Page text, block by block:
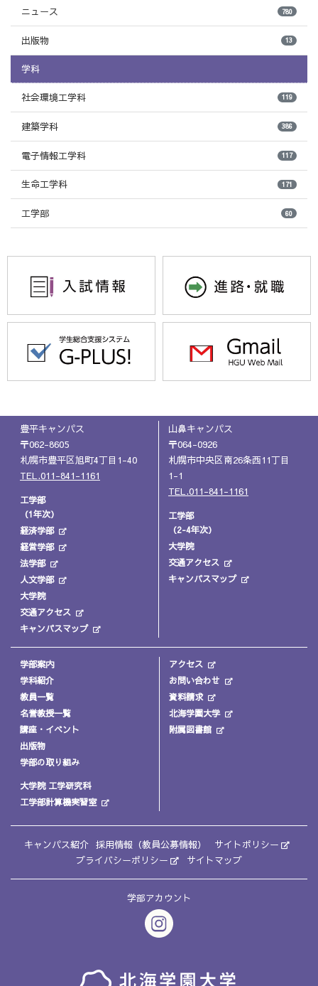
ニュース 780
出版物 13
学科
社会環境工学科 119
建築学科 386
電子情報工学科 117
生命工学科 171
工学部 60
豊平キャンパス
〒062-8605
札幌市豊平区旭町4丁目1-40
TEL.011-841-1161
工学部
（1年次）
経済学部
経営学部
法学部
人文学部
大学院
交通アクセス
キャンパスマップ
山鼻キャンパス
〒064-0926
札幌市中央区南26条西11丁目
1-1
TEL.011-841-1161
工学部
（2-4年次）
大学院
交通アクセス
キャンパスマップ
学部案内
学科紹介
教員一覧
名誉教授一覧
講座・イベント
出版物
学部の取り組み
大学院 工学研究科
工学部計算機実習室
アクセス
お問い合わせ
資料請求
北海学園大学
附属図書館
キャンパス紹介 採用情報（教員公募情報）
サイトポリシー
プライバシーポリシー
サイトマップ
学部アカウント